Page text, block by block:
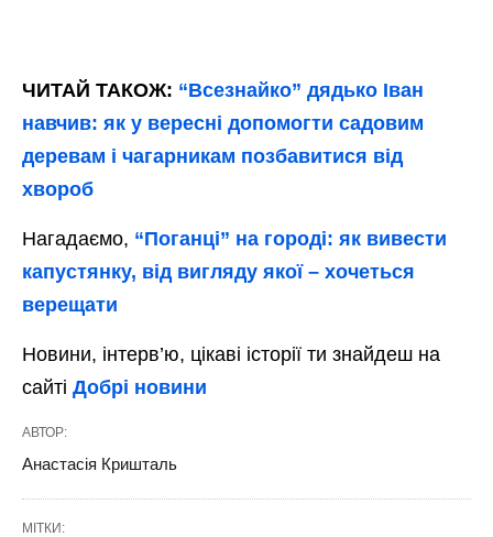
ЧИТАЙ ТАКОЖ: “Всезнайко” дядько Іван
навчив: як у вересні допомогти садовим
деревам і чагарникам позбавитися від
хвороб
Нагадаємо, “Поганці” на городі: як вивести
капустянку, від вигляду якої – хочеться
верещати
Новини, інтерв’ю, цікаві історії ти знайдеш на
сайті Добрі новини
АВТОР:
Анастасія Кришталь
МІТКИ: